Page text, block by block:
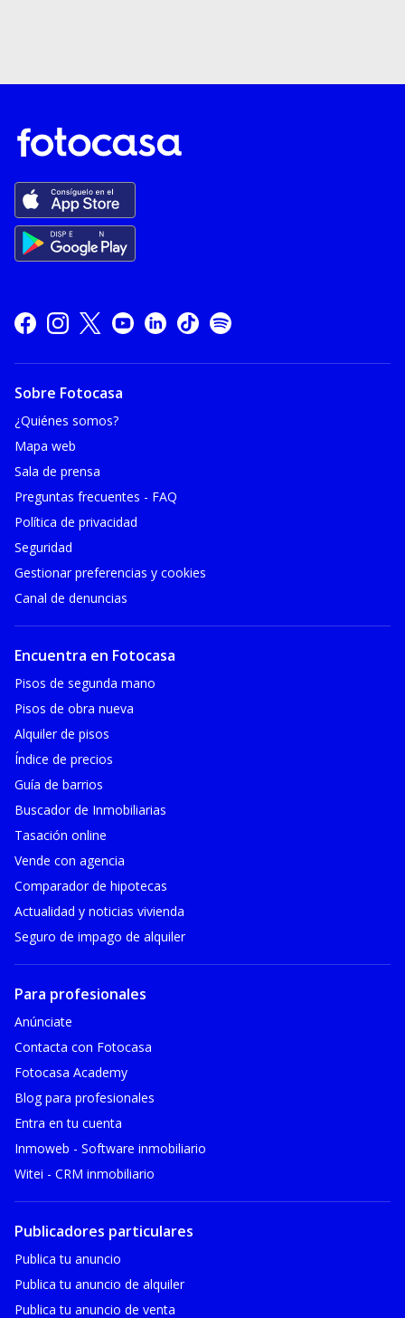
Sobre Fotocasa
¿Quiénes somos?
Mapa web
Sala de prensa
Preguntas frecuentes - FAQ
Política de privacidad
Seguridad
Gestionar preferencias y cookies
Canal de denuncias
Encuentra en Fotocasa
Pisos de segunda mano
Pisos de obra nueva
Alquiler de pisos
Índice de precios
Guía de barrios
Buscador de Inmobiliarias
Tasación online
Vende con agencia
Comparador de hipotecas
Actualidad y noticias vivienda
Seguro de impago de alquiler
Para profesionales
Anúnciate
Contacta con Fotocasa
Fotocasa Academy
Blog para profesionales
Entra en tu cuenta
Inmoweb - Software inmobiliario
Witei - CRM inmobiliario
Publicadores particulares
Publica tu anuncio
Publica tu anuncio de alquiler
Publica tu anuncio de venta